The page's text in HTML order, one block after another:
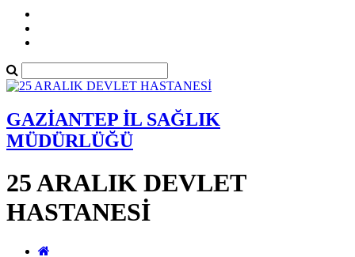
GAZİANTEP İL SAĞLIK
MÜDÜRLÜĞÜ
25 ARALIK DEVLET
HASTANESİ